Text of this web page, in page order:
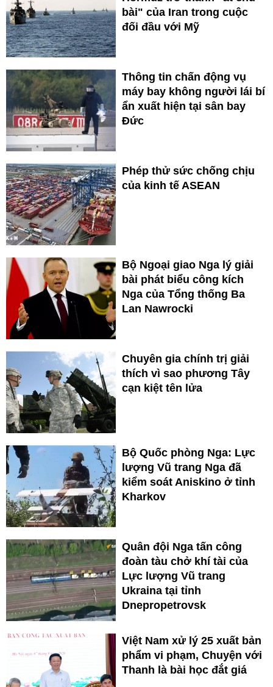
bài" của Iran trong cuộc
đối đầu với Mỹ
Thông tin chấn động vụ
máy bay không người lái bí
ẩn xuất hiện tại sân bay
Đức
Phép thử sức chống chịu
của kinh tế ASEAN
Bộ Ngoại giao Nga lý giải
bài phát biểu công kích
Nga của Tổng thống Ba
Lan Nawrocki
Chuyên gia chính trị giải
thích vì sao phương Tây
cạn kiệt tên lửa
Bộ Quốc phòng Nga: Lực
lượng Vũ trang Nga đã
kiểm soát Aniskino ở tỉnh
Kharkov
Quân đội Nga tấn công
đoàn tàu chở khí tài của
Lực lượng Vũ trang
Ukraina tại tỉnh
Dnepropetrovsk
Việt Nam xử lý 25 xuất bản
phẩm vi phạm, Chuyện với
Thanh là bài học đắt giá